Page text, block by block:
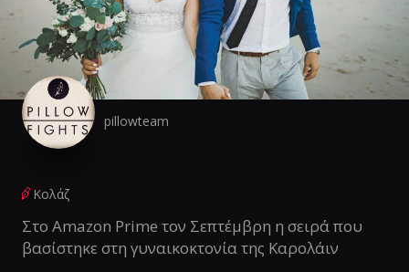
pillowteam
Κολάζ
Στο Amazon Prime τον Σεπτέμβρη η σειρά που
βασίστηκε στη γυναικοκτονία της Καρολάιν